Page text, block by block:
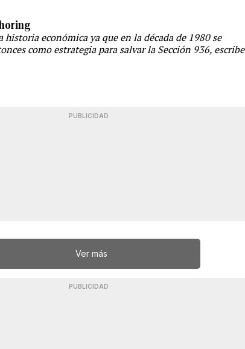
económica ya que en la década de 1980 se
como estrategia para salvar la Sección 936, escribe
PUBLICIDAD
Ver más
PUBLICIDAD